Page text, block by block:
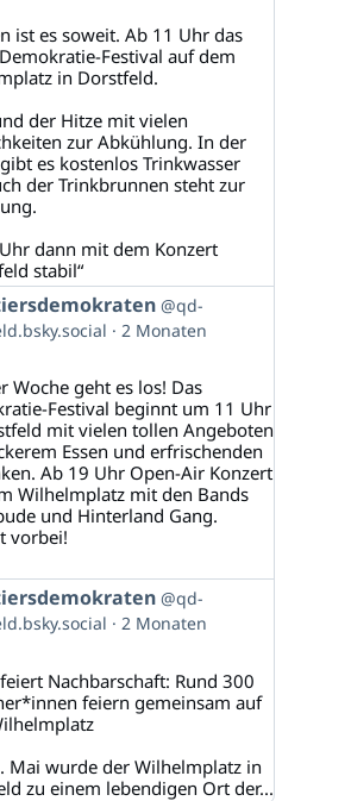
ist es soweit. Ab 11 Uhr das
Festival auf dem
in Dorstfeld.
der Hitze mit vielen
zur Abkühlung. In der
es kostenlos Trinkwasser
der Trinkbrunnen steht zur
dann mit dem Konzert
stabil“
@qd-
2 Monaten
Woche geht es los! Das
Festival beginnt um 11 Uhr
mit vielen tollen Angeboten
Essen und erfrischenden
Ab 19 Uhr Open-Air Konzert
Wilhelmplatz mit den Bands
und Hinterland Gang.
vorbei!
@qd-
2 Monaten
Nachbarschaft: Rund 300
feiern gemeinsam auf
Mai wurde der Wilhelmplatz in
zu einem lebendigen Ort der...